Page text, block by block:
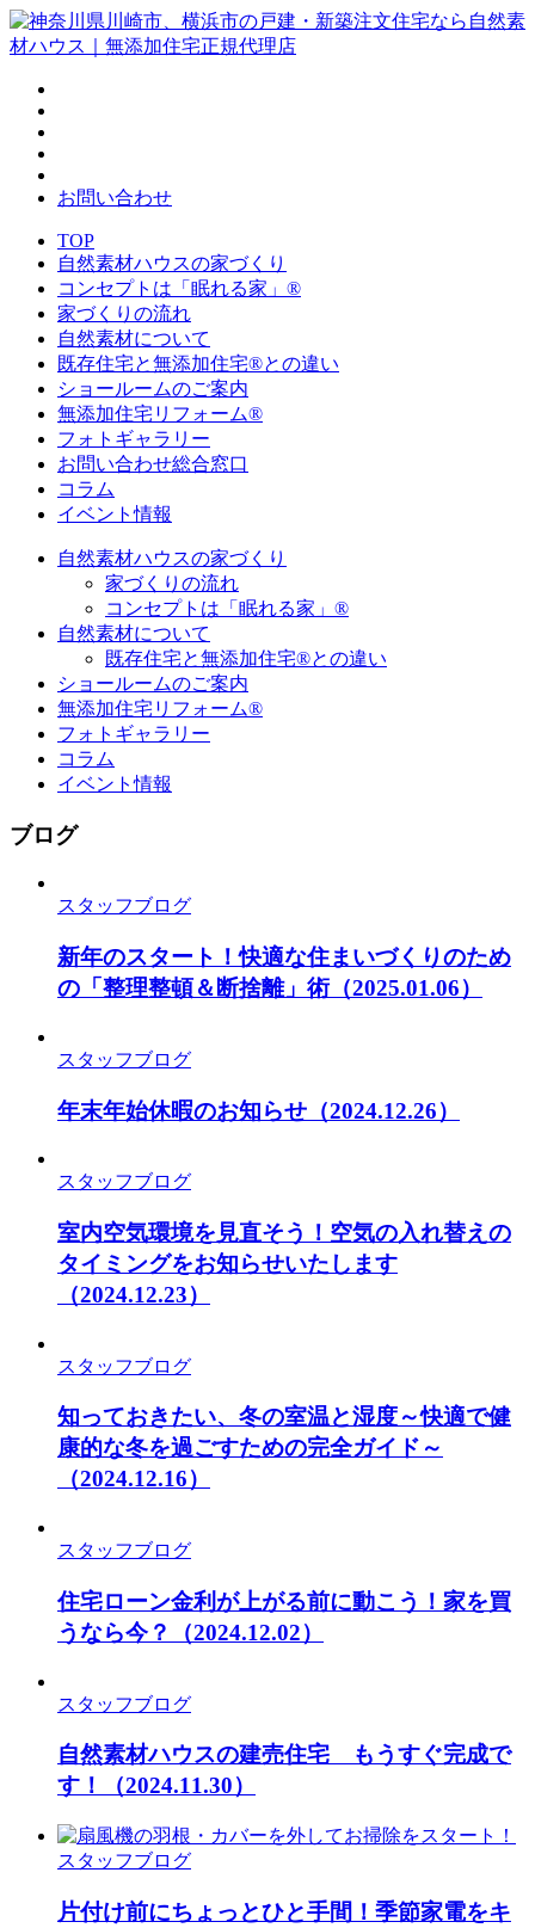
お問い合わせ
TOP
自然素材ハウスの家づくり
コンセプトは「眠れる家」®
家づくりの流れ
自然素材について
既存住宅と無添加住宅®との違い
ショールームのご案内
無添加住宅リフォーム®
フォトギャラリー
お問い合わせ総合窓口
コラム
イベント情報
自然素材ハウスの家づくり
家づくりの流れ
コンセプトは「眠れる家」®
自然素材について
既存住宅と無添加住宅®との違い
ショールームのご案内
無添加住宅リフォーム®
フォトギャラリー
コラム
イベント情報
ブログ
スタッフブログ
新年のスタート！快適な住まいづくりのため
の「整理整頓＆断捨離」術（2025.01.06）
スタッフブログ
年末年始休暇のお知らせ （2024.12.26）
スタッフブログ
室内空気環境を見直そう！空気の入れ替えの
タイミングをお知らせいたします
（2024.12.23）
スタッフブログ
知っておきたい、冬の室温と湿度～快適で健
康的な冬を過ごすための完全ガイド～
（2024.12.16）
スタッフブログ
住宅ローン金利が上がる前に動こう！家を買
うなら今？
（2024.12.02）
スタッフブログ
自然素材ハウスの建売住宅 もうすぐ完成で
す！
（2024.11.30）
スタッフブログ
片付け前にちょっとひと手間！季節家電をキ